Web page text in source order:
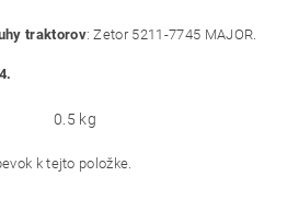
traktorov: Zetor 5211-7745 MAJOR.
0.5 kg
k tejto položke.